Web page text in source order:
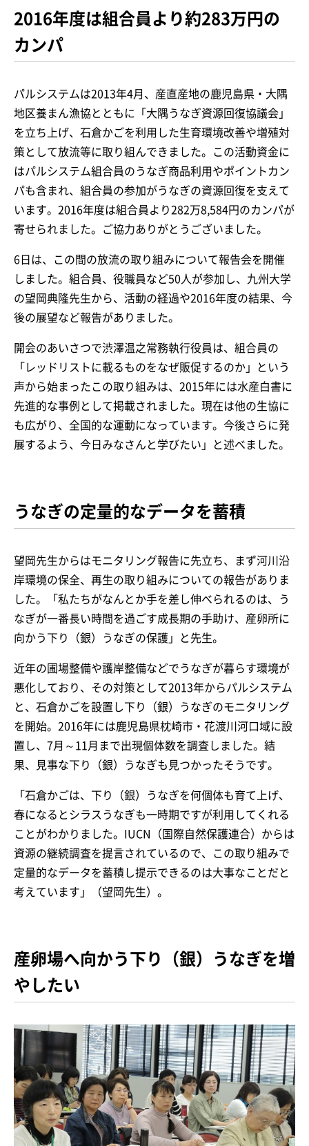
2016年度は組合員より約283万円の
カンパ
パルシステムは2013年4月、産直産地の鹿児島県・大隅
地区養まん漁協とともに「大隅うなぎ資源回復協議会」
を立ち上げ、石倉かごを利用した生育環境改善や増殖対
策として放流等に取り組んできました。この活動資金に
はパルシステム組合員のうなぎ商品利用やポイントカン
パも含まれ、組合員の参加がうなぎの資源回復を支えて
います。2016年度は組合員より282万8,584円のカンパが
寄せられました。ご協力ありがとうございました。
6日は、この間の放流の取り組みについて報告会を開催
しました。組合員、役職員など50人が参加し、九州大学
の望岡典隆先生から、活動の経過や2016年度の結果、今
後の展望など報告がありました。
開会のあいさつで渋澤温之常務執行役員は、組合員の
「レッドリストに載るものをなぜ販促するのか」という
声から始まったこの取り組みは、2015年には水産白書に
先進的な事例として掲載されました。現在は他の生協に
も広がり、全国的な運動になっています。今後さらに発
展するよう、今日みなさんと学びたい」と述べました。
うなぎの定量的なデータを蓄積
望岡先生からはモニタリング報告に先立ち、まず河川沿
岸環境の保全、再生の取り組みについての報告がありま
した。「私たちがなんとか手を差し伸べられるのは、う
なぎが一番長い時間を過ごす成長期の手助け、産卵所に
向かう下り（銀）うなぎの保護」と先生。
近年の圃場整備や護岸整備などでうなぎが暮らす環境が
悪化しており、その対策として2013年からパルシステム
と、石倉かごを設置し下り（銀）うなぎのモニタリング
を開始。2016年には鹿児島県枕崎市・花渡川河口域に設
置し、7月～11月まで出現個体数を調査しました。結
果、見事な下り（銀）うなぎも見つかったそうです。
「石倉かごは、下り（銀）うなぎを何個体も育て上げ、
春になるとシラスうなぎも一時期ですが利用してくれる
ことがわかりました。IUCN（国際自然保護連合）からは
資源の継続調査を提言されているので、この取り組みで
定量的なデータを蓄積し提示できるのは大事なことだと
考えています」（望岡先生）。
産卵場へ向かう下り（銀）うなぎを増
やしたい